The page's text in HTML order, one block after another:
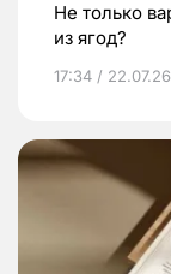
Не только
из ягод?
17:34 / 22.07.26